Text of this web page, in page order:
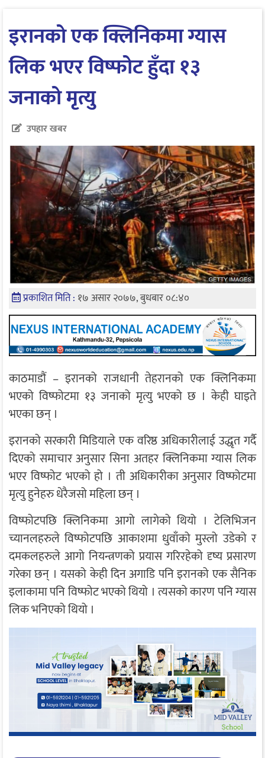
इरानको एक क्लिनिकमा ग्यास
लिक भएर विष्फोट हुँदा १३
जनाको मृत्यु
उपहार खबर
प्रकाशित मिति : १७ असार २०७७, बुधबार ०८:४०
काठमाडौं – इरानको राजधानी तेहरानको एक क्लिनिकमा
भएको विष्फोटमा १३ जनाको मृत्यु भएको छ । केही घाइते
भएका छन् ।
इरानको सरकारी मिडियाले एक वरिष्ठ अधिकारीलाई उद्धृत गर्दै
दिएको समाचार अनुसार सिना अतहर क्लिनिकमा ग्यास लिक
भएर विष्फोट भएको हो । ती अधिकारीका अनुसार विष्फोटमा
मृत्यु हुनेहरु धेरैजसो महिला छन् ।
विष्फोटपछि क्लिनिकमा आगो लागेको थियो । टेलिभिजन
च्यानलहरुले विष्फोटपछि आकाशमा धुवाँको मुस्लो उडेको र
दमकलहरुले आगो नियन्त्रणको प्रयास गरिरहेको दृष्य प्रसारण
गरेका छन् । यसको केही दिन अगाडि पनि इरानको एक सैनिक
इलाकामा पनि विष्फोट भएको थियो । त्यसको कारण पनि ग्यास
लिक भनिएको थियो ।